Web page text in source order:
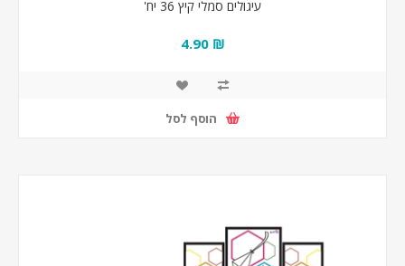
עיגולים סמלי קיץ 36 יח'
₪ 4.90
הוסף לסל